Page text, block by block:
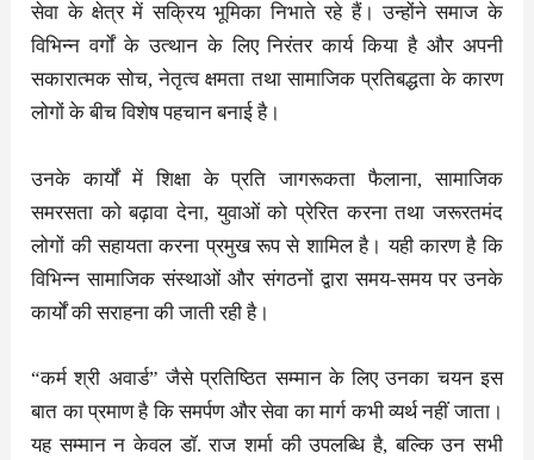
सेवा के क्षेत्र में सक्रिय भूमिका निभाते रहे हैं। उन्होंने समाज के
विभिन्न वर्गों के उत्थान के लिए निरंतर कार्य किया है और अपनी
सकारात्मक सोच, नेतृत्व क्षमता तथा सामाजिक प्रतिबद्धता के कारण
लोगों के बीच विशेष पहचान बनाई है।
उनके कार्यों में शिक्षा के प्रति जागरूकता फैलाना, सामाजिक
समरसता को बढ़ावा देना, युवाओं को प्रेरित करना तथा जरूरतमंद
लोगों की सहायता करना प्रमुख रूप से शामिल है। यही कारण है कि
विभिन्न सामाजिक संस्थाओं और संगठनों द्वारा समय-समय पर उनके
कार्यों की सराहना की जाती रही है।
“कर्म श्री अवार्ड” जैसे प्रतिष्ठित सम्मान के लिए उनका चयन इस
बात का प्रमाण है कि समर्पण और सेवा का मार्ग कभी व्यर्थ नहीं जाता।
यह सम्मान न केवल डॉ. राज शर्मा की उपलब्धि है, बल्कि उन सभी